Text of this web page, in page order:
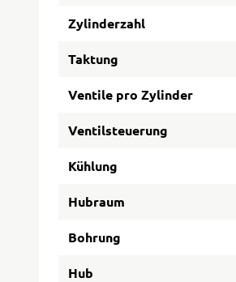
Zylinderzahl
Taktung
Ventile pro Zylinder
Ventilsteuerung
Kühlung
Hubraum
Bohrung
Hub